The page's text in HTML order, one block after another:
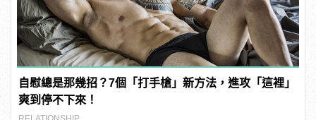
自慰總是那幾招？7個「打手槍」新方法，進攻「這裡」
爽到停不下來！